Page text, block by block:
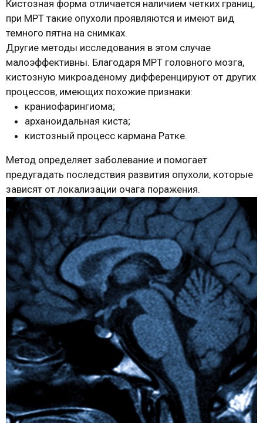
Кистозная форма отличается наличием четких границ,
при МРТ такие опухоли проявляются и имеют вид
темного пятна на снимках.
Другие методы исследования в этом случае
малоэффективны. Благодаря МРТ головного мозга,
кистозную микроаденому дифференцируют от других
процессов, имеющих похожие признаки:
краниофарингиома;
арханоидальная киста;
кистозный процесс кармана Ратке.
Метод определяет заболевание и помогает
предугадать последствия развития опухоли, которые
зависят от локализации очага поражения.